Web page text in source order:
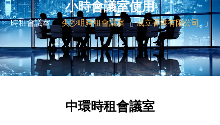
小時會議室使用
時租會議室 尖沙咀時租會議室 成立香港有限公司
中環時租會議室